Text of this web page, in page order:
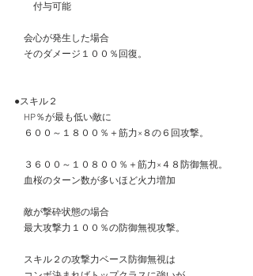
付与可能
会心が発生した場合
そのダメージ１００％回復。
●スキル２
HP％が最も低い敵に
６００～１８００％＋筋力×８の６回攻撃。
３６００～１０８００％＋筋力×４８防御無視。
血桜のターン数が多いほど火力増加
敵が撃砕状態の場合
最大攻撃力１００％の防御無視攻撃。
スキル２の攻撃力ベース防御無視は